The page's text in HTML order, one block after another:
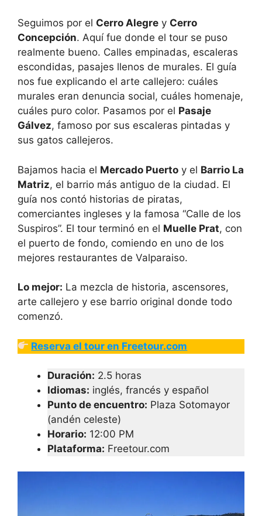
Seguimos por el Cerro Alegre y Cerro
Concepción. Aquí fue donde el tour se puso
realmente bueno. Calles empinadas, escaleras
escondidas, pasajes llenos de murales. El guía
nos fue explicando el arte callejero: cuáles
murales eran denuncia social, cuáles homenaje,
cuáles puro color. Pasamos por el Pasaje
Gálvez, famoso por sus escaleras pintadas y
sus gatos callejeros.
Bajamos hacia el Mercado Puerto y el Barrio La
Matriz, el barrio más antiguo de la ciudad. El
guía nos contó historias de piratas,
comerciantes ingleses y la famosa “Calle de los
Suspiros”. El tour terminó en el Muelle Prat, con
el puerto de fondo, comiendo en uno de los
mejores restaurantes de Valparaiso.
Lo mejor: La mezcla de historia, ascensores,
arte callejero y ese barrio original donde todo
comenzó.
Reserva el tour en Freetour.com
Duración: 2.5 horas
Idiomas: inglés, francés y español
Punto de encuentro: Plaza Sotomayor
(andén celeste)
Horario: 12:00 PM
Plataforma: Freetour.com